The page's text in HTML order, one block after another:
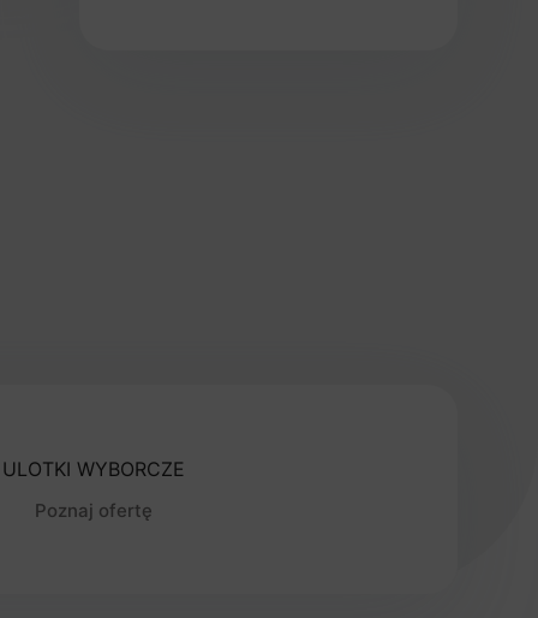
ULOTKI WYBORCZE
Poznaj ofertę